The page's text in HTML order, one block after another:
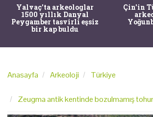
Yalvaç'ta arkeologlar
1500 yıllık Danyal
Peygamber tasvirli eşsiz
bir kap buldu
Çin'in
Anasayfa Arkeoloji Türkiye
Zeugma antik kentinde bozulmamış